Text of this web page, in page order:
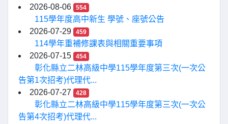
2026-08-06
554
115學年度高中新生 學號、座號公告
2026-07-29
459
114學年重補修課表與相關重要事項
2026-07-15
454
彰化縣立二林高級中學115學年度第三次(一次公
告第1次招考)代理代...
2026-07-27
428
彰化縣立二林高級中學115學年度第三次(一次公
告第4次招考)代理代...